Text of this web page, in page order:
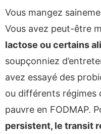
Vous mangez
Vous avez peut-être
lactose ou certains
soupçonniez
avez essayé des
ou différents régimes
pauvre en FODMAP.
persistent, le transit